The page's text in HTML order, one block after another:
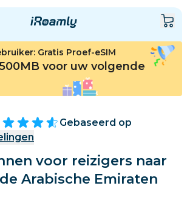
Gratis Proef-eSIM
voor uw volgende
Gebaseerd op
voor reizigers naar
Arabische Emiraten